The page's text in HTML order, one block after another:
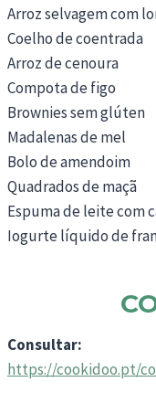
Arroz selvagem com
Coelho de coentrada
Arroz de cenoura
Compota de figo
Brownies sem glúten
Madalenas de mel
Bolo de amendoim
Quadrados de maçã
Espuma de leite com
Iogurte líquido de
Consultar:
https://cookidoo.pt/